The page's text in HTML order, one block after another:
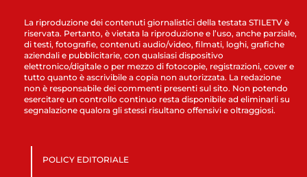
La riproduzione dei contenuti giornalistici della testata STILETV è
riservata. Pertanto, è vietata la riproduzione e l’uso, anche parziale,
di testi, fotografie, contenuti audio/video, filmati, loghi, grafiche
aziendali e pubblicitarie, con qualsiasi dispositivo
elettronico/digitale o per mezzo di fotocopie, registrazioni, cover e
tutto quanto è ascrivibile a copia non autorizzata. La redazione
non è responsabile dei commenti presenti sul sito. Non potendo
esercitare un controllo continuo resta disponibile ad eliminarli su
segnalazione qualora gli stessi risultano offensivi e oltraggiosi.
POLICY EDITORIALE